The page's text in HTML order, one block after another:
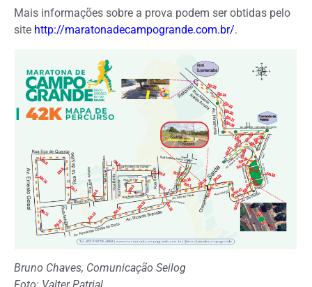
Mais informações sobre a prova podem ser obtidas pelo
site http://maratonadecampogrande.com.br/.
Bruno Chaves, Comunicação Seilog